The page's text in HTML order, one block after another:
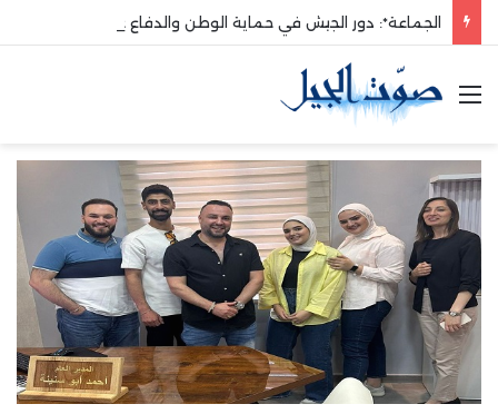
القائمة